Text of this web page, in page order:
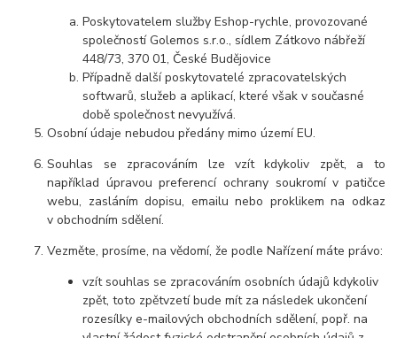
Poskytovatelem služby Eshop-rychle, provozované
společností Golemos s.r.o., sídlem Zátkovo nábřeží
448/73, 370 01, České Budějovice
Případně další poskytovatelé zpracovatelských
softwarů, služeb a aplikací, které však v současné
době společnost nevyužívá.
Osobní údajenebudou předány mimo území EU.
Souhlas se zpracováním lze vzít kdykoliv zpět, a to
například úpravou preferencí ochrany soukromí v patičce
webu, zasláním dopisu, emailu nebo proklikem na odkaz
v obchodním sdělení.
Vezměte, prosíme, na vědomí, že podle Nařízení máte právo:
vzít souhlas se zpracováním osobních údajů kdykoliv
zpět, toto zpětvzetí bude mít za následek ukončení
rozesílky e-mailových obchodních sdělení, popř. na